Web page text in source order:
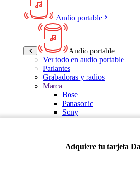
Audio portable
Audio portable
Ver todo en audio portable
Parlantes
Grabadoras y radios
Marca
Bose
Panasonic
Sony
Multitech
Adquiere tu tarjeta